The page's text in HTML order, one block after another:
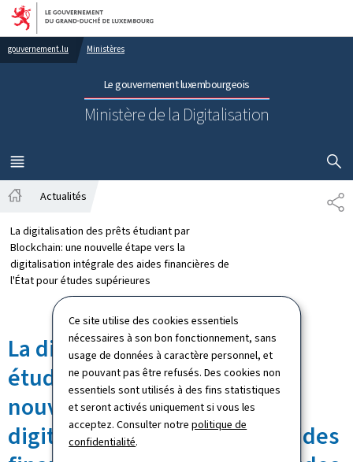
Ce site utilise des cookies essentiels
nécessaires à son bon fonctionnement, sans
usage de données à caractère personnel, et
ne pouvant pas être refusés. Des cookies non
essentiels sont utilisés à des fins statistiques
et seront activés uniquement si vous les
acceptez. Consulter notrepolitique de
confidentialité.
Aller au menu principal
Aller au contenu
gouvernement.lu Ministères
Le gouvernement luxembourgeois
Ministère de la Digitalisation
MENU
PRINCIPAL
Actualités
La digitalisation des prêts étudiant par
Blockchain: une nouvelle étape vers la
digitalisation intégrale des aides financières de
l'État pour études supérieures
La digitalisation des prêts
étudiant par Blockchain: une
nouvelle étape vers la
digitalisation intégrale des aides